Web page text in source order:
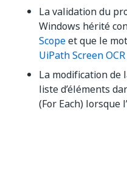
La validation du
Windows hérité
Scopeet que le
UiPath Screen OCR
La modification
liste d’éléments
(For Each) lorsque